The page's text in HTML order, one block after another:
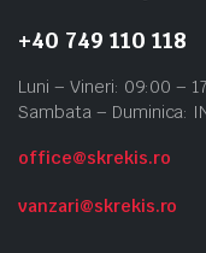
+40 749 110 118
Luni – Vineri: 09:00 –
Sambata – Duminica:
office@skrekis.ro
vanzari@skrekis.ro